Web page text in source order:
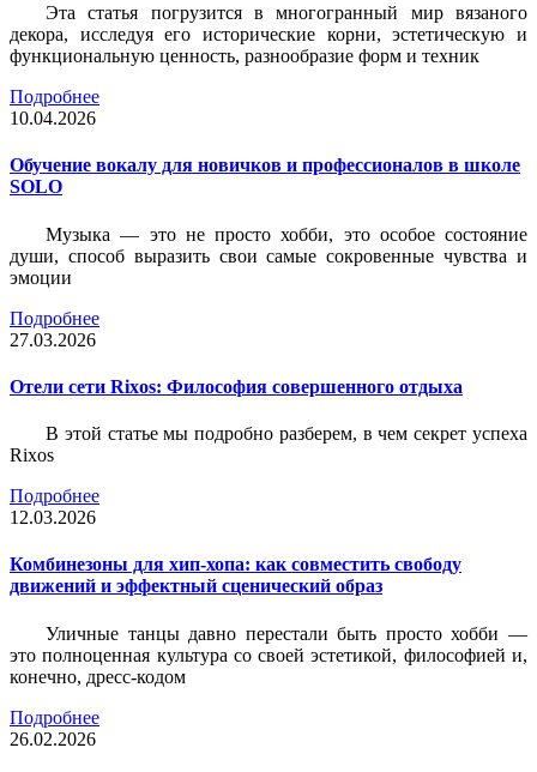
Эта статья погрузится в многогранный мир вязаного
декора, исследуя его исторические корни, эстетическую и
функциональную ценность, разнообразие форм и техник
Подробнее
10.04.2026
Обучение вокалу для новичков и профессионалов в школе
SOLO
Музыка — это не просто хобби, это особое состояние
души, способ выразить свои самые сокровенные чувства и
эмоции
Подробнее
27.03.2026
Отели сети Rixos: Философия совершенного отдыха
В этой статье мы подробно разберем, в чем секрет успеха
Rixos
Подробнее
12.03.2026
Комбинезоны для хип-хопа: как совместить свободу
движений и эффектный сценический образ
Уличные танцы давно перестали быть просто хобби —
это полноценная культура со своей эстетикой, философией и,
конечно, дресс-кодом
Подробнее
26.02.2026